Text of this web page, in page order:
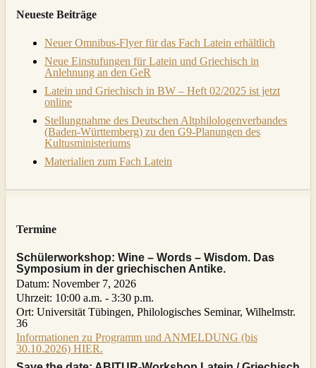
Neueste Beiträge
Neuer Omnibus-Flyer für das Fach Latein erhältlich
Neue Einstufungen für Latein und Griechisch in
Anlehnung an den GeR
Latein und Griechisch in BW – Heft 02/2025 ist jetzt
online
Stellungnahme des Deutschen Altphilologenverbandes
(Baden-Württemberg) zu den G9-Planungen des
Kultusministeriums
Materialien zum Fach Latein
Termine
Schülerworkshop: Wine – Words – Wisdom. Das
Symposium in der griechischen Antike.
Datum: November 7, 2026
Uhrzeit: 10:00 a.m. - 3:30 p.m.
Ort: Universität Tübingen, Philologisches Seminar, Wilhelmstr.
36
Informationen zu Programm und ANMELDUNG (bis
30.10.2026) HIER.